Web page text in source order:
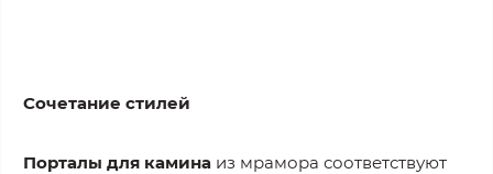
Сочетание стилей
Порталы для камина из мрамора соответствуют